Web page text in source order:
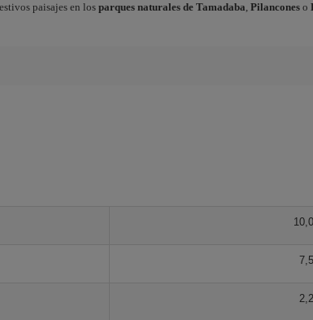
paisajes en los parques naturales de Tamadaba, Pilanconeso